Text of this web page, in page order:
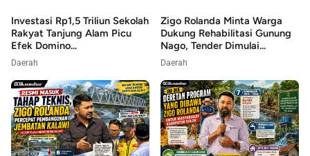
Investasi Rp1,5 Triliun Sekolah
Rakyat Tanjung Alam Picu
Efek Domino...
Daerah
Zigo Rolanda Minta Warga
Dukung Rehabilitasi Gunung
Nago, Tender Dimulai...
Daerah